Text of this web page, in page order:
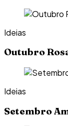
Ideias
Outubro
Ideias
Setembro